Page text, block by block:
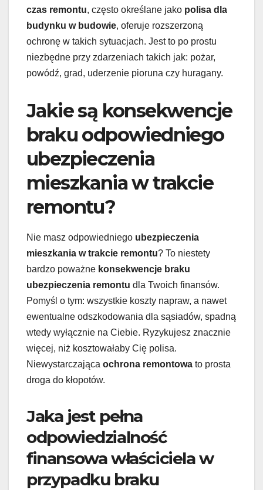
czas remontu, często określane jako polisa dla
budynku w budowie, oferuje rozszerzoną
ochronę w takich sytuacjach. Jest to po prostu
niezbędne przy zdarzeniach takich jak: pożar,
powódź, grad, uderzenie pioruna czy huragany.
Jakie są konsekwencje
braku odpowiedniego
ubezpieczenia
mieszkania w trakcie
remontu?
Nie masz odpowiedniego ubezpieczenia
mieszkania w trakcie remontu? To niestety
bardzo poważne konsekwencje braku
ubezpieczenia remontu dla Twoich finansów.
Pomyśl o tym: wszystkie koszty napraw, a nawet
ewentualne odszkodowania dla sąsiadów, spadną
wtedy wyłącznie na Ciebie. Ryzykujesz znacznie
więcej, niż kosztowałaby Cię polisa.
Niewystarczająca ochrona remontowa to prosta
droga do kłopotów.
Jaka jest pełna
odpowiedzialność
finansowa właściciela w
przypadku braku